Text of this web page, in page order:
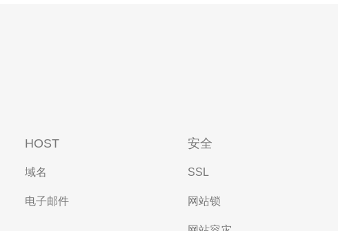
HOST
域名
电子邮件
安全
SSL
网站锁